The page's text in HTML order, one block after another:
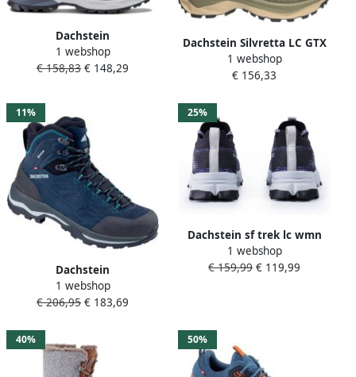
Dachstein
Dameswandelschoenen
Westgrat LC GTX
1 webshop
€ 158,83 € 148,29
Dachstein Silvretta LC GTX
WMN
1 webshop
€ 156,33
11%
Dachstein
Dameswandelschoenen
Sarstein GTX
1 webshop
€ 206,95 € 183,69
25%
Dachstein sf trek lc wmn
Lage wandelschoenen
dames Blauw
1 webshop
€ 159,99 € 119,99
40% 50%